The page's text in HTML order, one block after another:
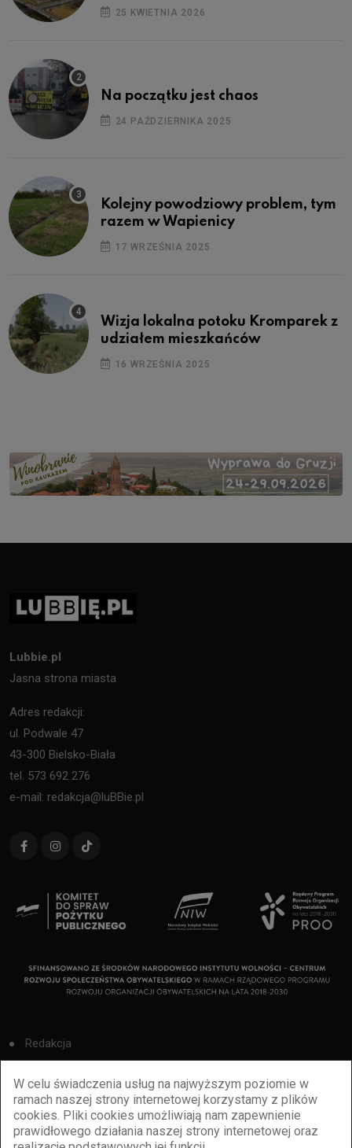
W celu świadczenia usług na najwyższym poziomie w
ramach naszej strony internetowej korzystamy z plików
cookies. Pliki cookies umożliwiają nam zapewnienie
prawidłowego działania naszej strony internetowej oraz
25 KWIETNIA 2026
Na początku jest chaos
24 PAŹDZIERNIKA 2025
Kolejny powodziowy problem, tym
razem w Wapienicy
17 WRZEŚNIA 2025
Wizja lokalna potoku Kromparek z
udziałem mieszkańców
16 WRZEŚNIA 2025
Lubbie.pl
Jasna strona miasta
Adres redakcji:
ul. Podwale 47
43-300 Bielsko-Biała
tel. 573 692 276
e-mail: redakcja@luBBie.pl
Redakcja
Cookies
Reklama
BBiletomania